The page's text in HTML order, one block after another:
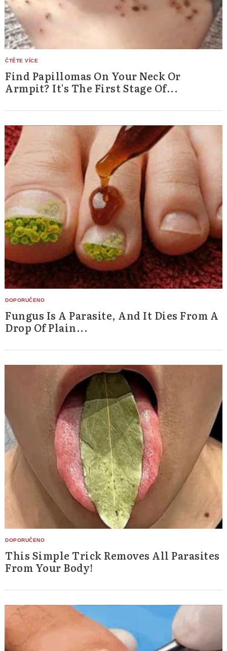
Find Papillomas On Your Neck Or
Armpit? It's The First Stage Of...
Fungus Is A Parasite, And It Dies From A
Drop Of Plain...
This Simple Trick Removes All Parasites
From Your Body!